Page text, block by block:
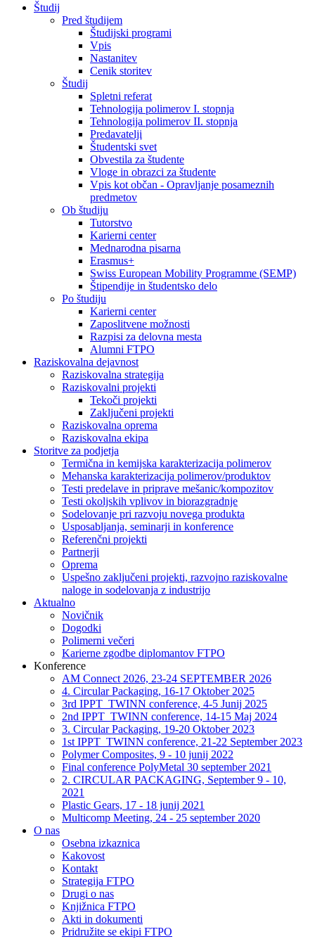
Študij
Pred študijem
Študijski programi
Vpis
Nastanitev
Cenik storitev
Študij
Spletni referat
Tehnologija polimerov I. stopnja
Tehnologija polimerov II. stopnja
Predavatelji
Študentski svet
Obvestila za študente
Vloge in obrazci za študente
Vpis kot občan - Opravljanje posameznih
predmetov
Ob študiju
Tutorstvo
Karierni center
Mednarodna pisarna
Erasmus+
Swiss European Mobility Programme (SEMP)
Štipendije in študentsko delo
Po študiju
Karierni center
Zaposlitvene možnosti
Razpisi za delovna mesta
Alumni FTPO
Raziskovalna dejavnost
Raziskovalna strategija
Raziskovalni projekti
Tekoči projekti
Zaključeni projekti
Raziskovalna oprema
Raziskovalna ekipa
Storitve za podjetja
Termična in kemijska karakterizacija polimerov
Mehanska karakterizacija polimerov/produktov
Testi predelave in priprave mešanic/kompozitov
Testi okoljskih vplivov in biorazgradnje
Sodelovanje pri razvoju novega produkta
Usposabljanja, seminarji in konference
Referenčni projekti
Partnerji
Oprema
Uspešno zaključeni projekti, razvojno raziskovalne
naloge in sodelovanja z industrijo
Aktualno
Novičnik
Dogodki
Polimerni večeri
Karierne zgodbe diplomantov FTPO
Konference
AM Connect 2026, 23-24 SEPTEMBER 2026
4. Circular Packaging, 16-17 Oktober 2025
3rd IPPT_TWINN conference, 4-5 Junij 2025
2nd IPPT_TWINN conference, 14-15 Maj 2024
3. Circular Packaging, 19-20 Oktober 2023
1st IPPT_TWINN conference, 21-22 September 2023
Polymer Composites, 9 - 10 junij 2022
Final conference PolyMetal 30 september 2021
2. CIRCULAR PACKAGING, September 9 - 10,
2021
Plastic Gears, 17 - 18 junij 2021
Multicomp Meeting, 24 - 25 september 2020
O nas
Osebna izkaznica
Kakovost
Kontakt
Strategija FTPO
Drugi o nas
Knjižnica FTPO
Akti in dokumenti
Pridružite se ekipi FTPO